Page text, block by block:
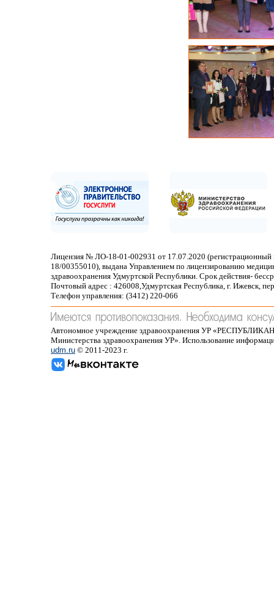
Лицензия № ЛО-18-01-002931 от 17.07.2020
18/00355010), выдана Управлением по лицензированию
здравоохранения Удмуртской Республики. Срок действия-
Почтовый адрес : 426008,Удмуртская Республика, г. Ижевск,
Телефон управления: (3412) 220-066
Автономное учреждение здравоохранения УР
Министерства здравоохранения УР». Использование
udm.ru © 2011-2023 г.